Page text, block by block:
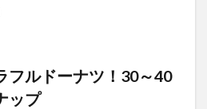
フルドーナツ！30～40
ップ